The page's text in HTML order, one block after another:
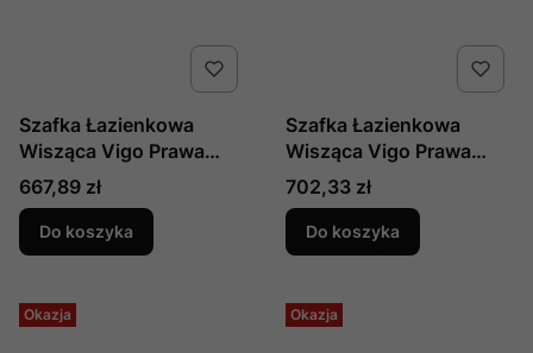
Szafka Łazienkowa
Wisząca Vigo Prawa
Gold Venge
Cena
667,89 zł
Do koszyka
Szafka Łazienkowa
Wisząca Vigo Prawa
Sonoma Eiche Natur
Cena
702,33 zł
Do koszyka
Okazja Okazja